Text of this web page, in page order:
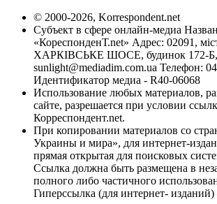
© 2000-2026, Korrespondent.net
Субъект в сфере онлайн-медиа
«КореспонденТ.net» Адрес: 02091,
ХАРКІВСЬКЕ ШОСЕ, будинок 172-Б,
sunlight@mediadim.com.ua Телефон:
Идентификатор медиа - R40-06068
Использование любых материалов,
сайте, разрешается при условии
Корреспондент.net.
При копировании материалов со
Украины и мира», для интернет-
прямая открытая для поисковых
Ссылка должна быть размещена в
полного либо частичного
Гиперссылка (для интернет-